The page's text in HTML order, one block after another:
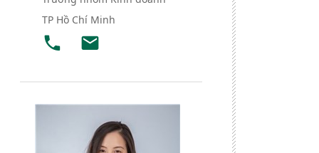
TP Hồ Chí Minh